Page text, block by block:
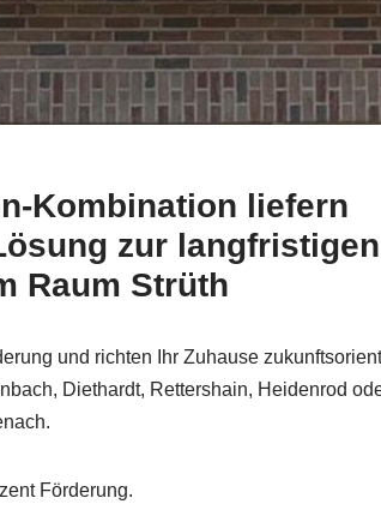
Kombination liefern
zur langfristigen
Raum Strüth
und richten Ihr Zuhause
Diethardt, Rettershain, Heidenrod
Förderung.